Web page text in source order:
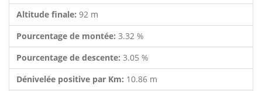
Altitude finale: 92 m
Pourcentage de montée: 3.32 %
Pourcentage de descente: 3.05 %
Dénivelée positive par Km: 10.86 m